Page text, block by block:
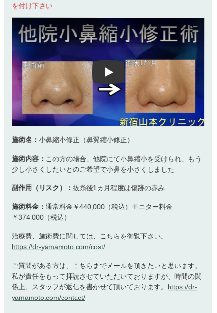
を付け下さい
Play
施術名：小鼻縮小修正（鼻翼縮小修正）
施術内容： この方の場合、他院にて小鼻縮小を受けられ、もう
少し小さくしたいとのご希望で小鼻を小さくしました
副作用（リスク）：抜糸後1ヵ月程度は傷跡の赤み
施術料金：通常料金￥440,000（税込）モニター料金
￥374,000（税込）
治療費、施術費に関しては、こちらを御覧下さい。
https://dr-yamamoto.com/cost/
ご質問がある方は、こちらまでメールを頂きたいと思います。
私が責任をもって拝読させていただいておりますが、時間の関
係上、スタッフが返信を書かせて頂いております。 https://dr-
yamamoto.com/contact/